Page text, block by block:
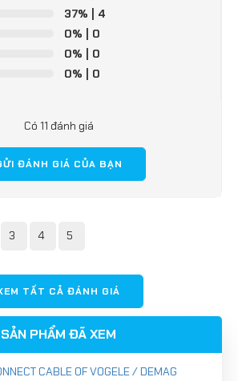
37% | 4
0% | 0
0% | 0
0% | 0
Có 11 đánh giá
ĐÁNH GIÁ CỦA BẠN
3 4 5
TẤT CẢ ĐÁNH GIÁ
SẢN PHẨM ĐÃ XEM